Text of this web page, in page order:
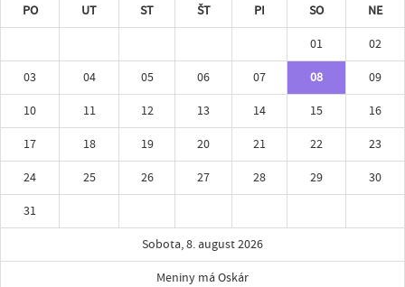
PO UT ST ŠT PI SO
NE
01
02
03
04 05 06 07 08
09
10
11 12 13 14 15
16
17
18 19 20 21 22
23
24
25 26 27 28 29
30
31
Sobota, 8. august 2026
Meniny má Oskár